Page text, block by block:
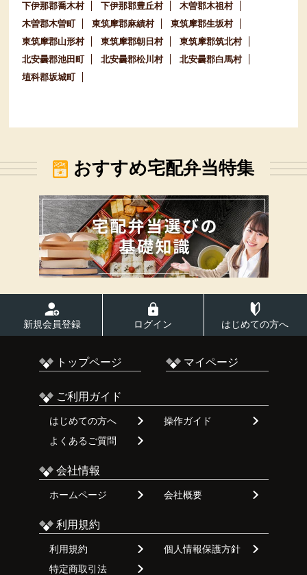
下伊那郡喬木村
下伊那郡豊丘村
木曽郡木祖村
木曽郡木曽町
東筑摩郡麻績村
東筑摩郡生坂村
東筑摩郡山形村
東筑摩郡朝日村
東筑摩郡筑北村
北安曇郡池田町
北安曇郡松川村
北安曇郡白馬村
埴科郡坂城町
おすすめ宅配弁当特集
新規会員登録 ログイン はじめての方へ
トップページ マイページ
ご利用ガイド
はじめての方へ
操作ガイド
よくあるご質問
会社情報
ホームページ 会社概要
利用規約
利用規約
個人情報保護方針
特定商取引法